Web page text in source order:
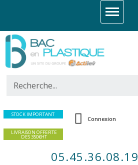
STOCK IMPORTANT
LIVRAISON OFFERTE
DES 350€HT
Connexion
05.45.36.08.19